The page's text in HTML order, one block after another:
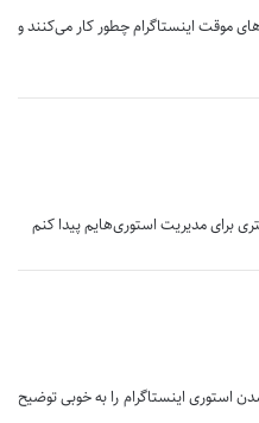
موقت اینستاگرام چطور کار می‌کنند و
برای مدیریت استوری‌هایم پیدا کنم
استوری اینستاگرام را به خوبی توضیح